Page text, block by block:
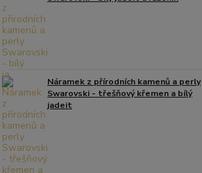
Náramek z přírodních kamenů a perly
Swarovski - třešňový křemen a bílý
jadeit